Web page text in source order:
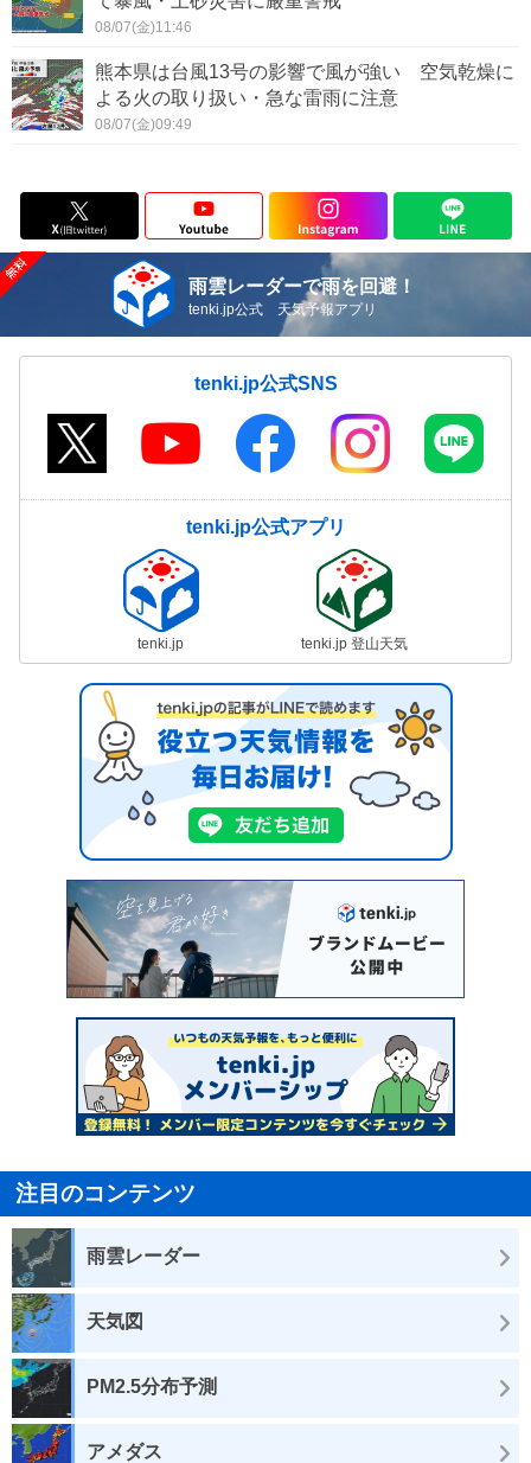
08/07(金)11:46
熊本県は台風13号の影響で風が強い 空気乾燥に
よる火の取り扱い・急な雷雨に注意
08/07(金)09:49
雨雲レーダーで雨を回避！
tenki.jp公式 天気予報アプリ
tenki.jp公式SNS
tenki.jp公式アプリ
tenki.jp tenki.jp 登山天気
注目のコンテンツ
雨雲レーダー
天気図
PM2.5分布予測
アメダス